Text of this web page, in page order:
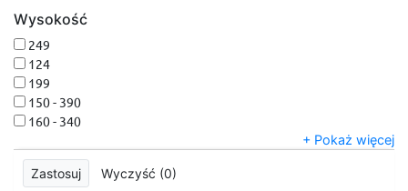
1750
2000
2250
2500
2750
3000
dowolna
Wysokość
249
124
199
150 - 390
160 - 340
398
Pokaż więcej
Wyczyść (0)